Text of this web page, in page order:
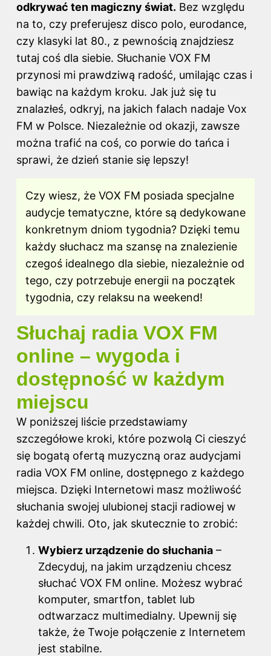
odkrywać ten magiczny świat. Bez względu
na to, czy preferujesz disco polo, eurodance,
czy klasyki lat 80., z pewnością znajdziesz
tutaj coś dla siebie. Słuchanie VOX FM
przynosi mi prawdziwą radość, umilając czas i
bawiąc na każdym kroku. Jak już się tu
znalazłeś, odkryj, na jakich falach nadaje Vox
FM w Polsce. Niezależnie od okazji, zawsze
można trafić na coś, co porwie do tańca i
sprawi, że dzień stanie się lepszy!
Czy wiesz, że VOX FM posiada specjalne
audycje tematyczne, które są dedykowane
konkretnym dniom tygodnia? Dzięki temu
każdy słuchacz ma szansę na znalezienie
czegoś idealnego dla siebie, niezależnie od
tego, czy potrzebuje energii na początek
tygodnia, czy relaksu na weekend!
Słuchaj radia VOX FM
online – wygoda i
dostępność w każdym
miejscu
W poniższej liście przedstawiamy
szczegółowe kroki, które pozwolą Ci cieszyć
się bogatą ofertą muzyczną oraz audycjami
radia VOX FM online, dostępnego z każdego
miejsca. Dzięki Internetowi masz możliwość
słuchania swojej ulubionej stacji radiowej w
każdej chwili. Oto, jak skutecznie to zrobić:
Wybierz urządzenie do słuchania –
Zdecyduj, na jakim urządzeniu chcesz
słuchać VOX FM online. Możesz wybrać
komputer, smartfon, tablet lub
odtwarzacz multimedialny. Upewnij się
także, że Twoje połączenie z Internetem
jest stabilne.